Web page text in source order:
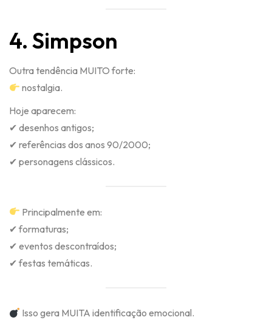
4. Simpson
Outra tendência MUITO forte:
nostalgia.
Hoje aparecem:
✔ desenhos antigos;
✔ referências dos anos 90/2000;
✔ personagens clássicos.
Principalmente em:
✔ formaturas;
✔ eventos descontraídos;
✔ festas temáticas.
Isso gera MUITA identificação emocional.